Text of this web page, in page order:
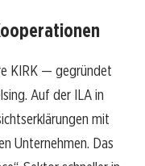
KIRK — gegründet
Auf der ILA in
mit
Unternehmen. Das